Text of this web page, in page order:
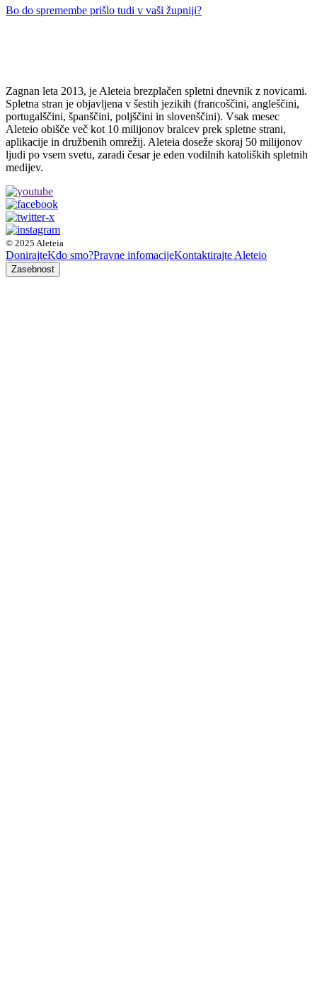
Bo do spremembe prišlo tudi v vaši župniji?
Zagnan leta 2013, je Aleteia brezplačen spletni dnevnik z novicami.
Spletna stran je objavljena v šestih jezikih (francoščini, angleščini,
portugalščini, španščini, poljščini in slovenščini). Vsak mesec
Aleteio obišče več kot 10 milijonov bralcev prek spletne strani,
aplikacije in družbenih omrežij. Aleteia doseže skoraj 50 milijonov
ljudi po vsem svetu, zaradi česar je eden vodilnih katoliških spletnih
medijev.
© 2025 Aleteia
DonirajteKdo smo?Pravne infomacijeKontaktirajte Aleteio
Zasebnost